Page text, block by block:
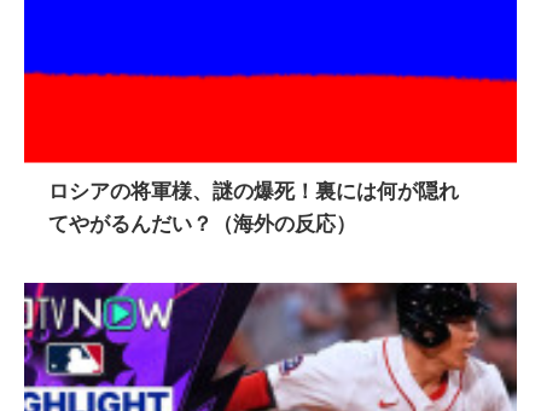
ロシアの将軍様、謎の爆死！裏には何が隠れ
てやがるんだい？（海外の反応）